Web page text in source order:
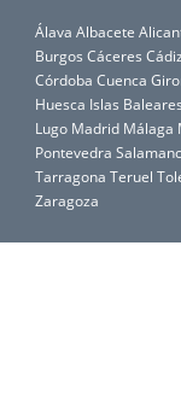
Álava Albacete
Burgos Cáceres Cádiz
Córdoba Cuenca
Huesca Islas Baleares
Lugo Madrid Málaga
Pontevedra
Tarragona Teruel
Zaragoza